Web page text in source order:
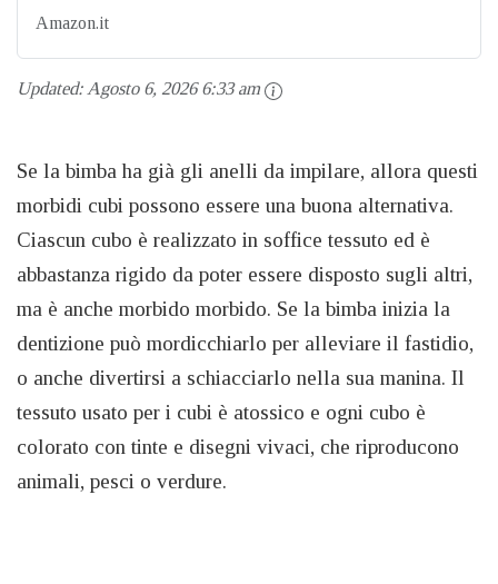
Amazon.it
Updated:Agosto 6, 2026 6:33 am
Se la bimba ha già gli anelli da impilare, allora questi
morbidi cubi possono essere una buona alternativa.
Ciascun cubo è realizzato in soffice tessuto ed è
abbastanza rigido da poter essere disposto sugli altri,
ma è anche morbido morbido. Se la bimba inizia la
dentizione può mordicchiarlo per alleviare il fastidio,
o anche divertirsi a schiacciarlo nella sua manina. Il
tessuto usato per i cubi è atossico e ogni cubo è
colorato con tinte e disegni vivaci, che riproducono
animali, pesci o verdure.